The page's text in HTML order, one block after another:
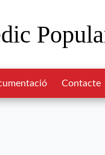
Contacte